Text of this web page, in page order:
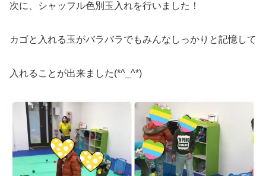
次に、シャッフル色別玉入れを行いました！
カゴと入れる玉がバラバラでもみんなしっかりと記憶して
入れることが出来ました(*^_^*)